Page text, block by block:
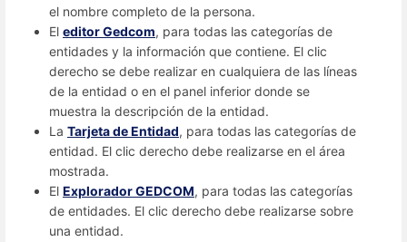
el nombre completo de la persona.
El editor Gedcom, para todas las categorías de
entidades y la información que contiene. El clic
derecho se debe realizar en cualquiera de las líneas
de la entidad o en el panel inferior donde se
muestra la descripción de la entidad.
La Tarjeta de Entidad, para todas las categorías de
entidad. El clic derecho debe realizarse en el área
mostrada.
El Explorador GEDCOM, para todas las categorías
de entidades. El clic derecho debe realizarse sobre
una entidad.